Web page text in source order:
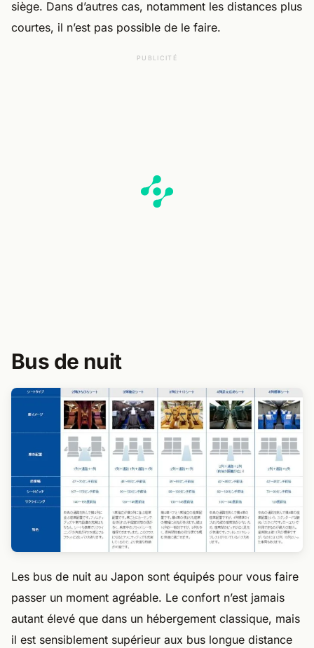
siège. Dans d’autres cas, notamment les distances plus
courtes, il n’est pas possible de le faire.
PUBLICITÉ
Bus de nuit
Les bus de nuit au Japon sont équipés pour vous faire
passer un moment agréable. Le confort n’est jamais
autant élevé que dans un hébergement classique, mais
il est sensiblement supérieur aux bus longue distance